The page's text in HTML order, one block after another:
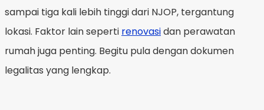
sampai tiga kali lebih tinggi dari NJOP, tergantung
lokasi. Faktor lain seperti renovasidan perawatan
rumah juga penting. Begitu pula dengan dokumen
legalitas yang lengkap.